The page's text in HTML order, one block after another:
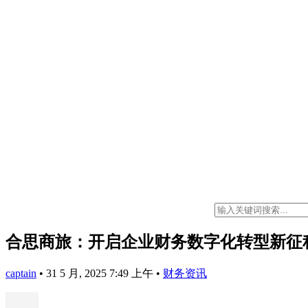
合思商旅：开启企业财务数字化转型新征
captain • 31 5 月, 2025 7:49 上午 • 财务资讯